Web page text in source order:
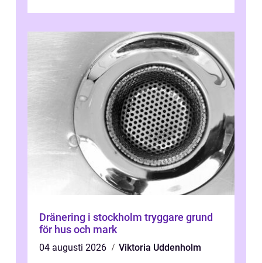
Dränering i stockholm tryggare grund
för hus och mark
04 augusti 2026
Viktoria Uddenholm